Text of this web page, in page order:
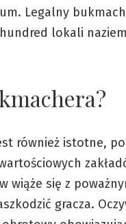
Legalny
lokali
również istotne,
wiąże się z
gracza.